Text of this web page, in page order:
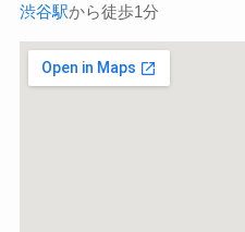
渋谷駅から徒歩1分